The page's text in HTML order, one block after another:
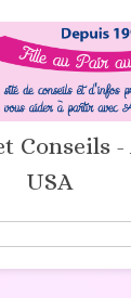
Conseils -
USA